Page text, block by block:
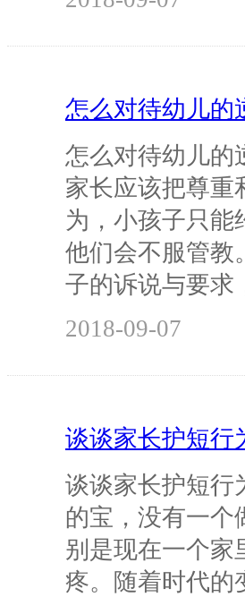
怎么对待幼儿的
怎么对待幼儿的
家长应该把尊重
为，小孩子只能
他们会不服管教
子的诉说与要求
2018-09-07
谈谈家长护短行
谈谈家长护短行
的宝，没有一个
别是现在一个家
疼。随着时代的